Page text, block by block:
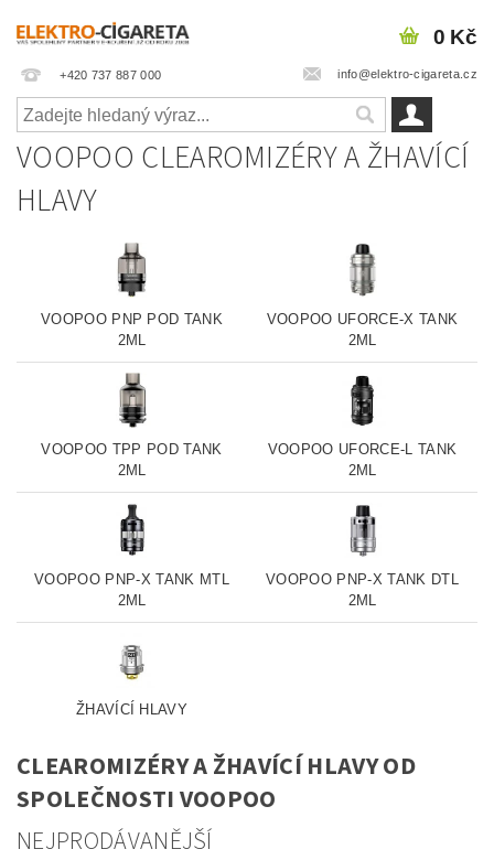
+420 737 887 000 info@elektro-cigareta.cz
0 Kč
VOOPOO CLEAROMIZÉRY A ŽHAVÍCÍ
HLAVY
VOOPOO PNP POD TANK
2ML
VOOPOO UFORCE-X TANK
2ML
VOOPOO TPP POD TANK
2ML
VOOPOO UFORCE-L TANK
2ML
VOOPOO PNP-X TANK MTL
2ML
VOOPOO PNP-X TANK DTL
2ML
ŽHAVÍCÍ HLAVY
CLEAROMIZÉRY A ŽHAVÍCÍ HLAVY OD
SPOLEČNOSTI VOOPOO
NEJPRODÁVANĚJŠÍ